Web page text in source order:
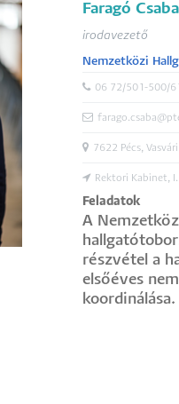
Faragó
irodavezető
Nemzetközi
06 72/501-500/
7622 Pécs, Vasvári
Rektori Kabinet,
Feladatok
A
részvétel a
elsőéves
koordinálása.